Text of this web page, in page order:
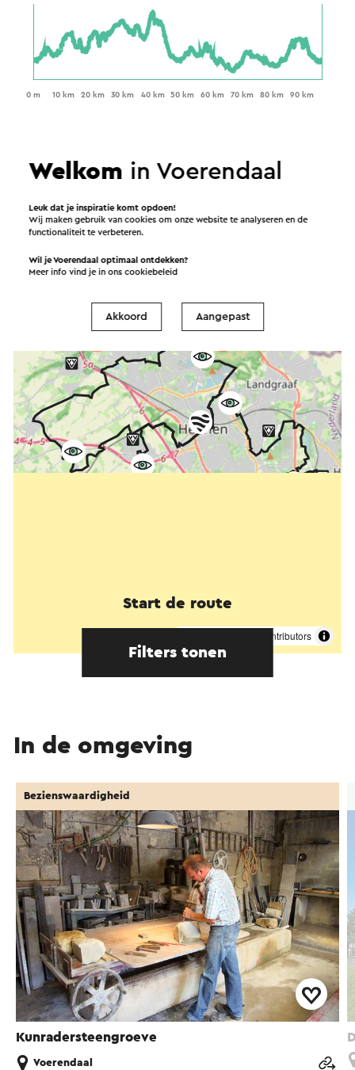
contributors
Start de route
Filters tonen
In de omgeving
Kunradersteengroeve
Bezienswaardigheid
Voerendaal
Welkom in Voerendaal
Leuk dat je inspiratie komt opdoen!
Wij maken gebruik van cookies om onze website te analyseren en de
functionaliteit te verbeteren.
Wil je Voerendaal optimaal ontdekken?
Meer info vind je in onscookiebeleid
Akkoord Aangepast